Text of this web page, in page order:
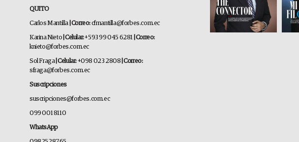
QUITO
Carlos Mantilla | Correo:cfmantilla@forbes.com.ec
Karina Nieto | Celular:+593 99 045 6281 | Correo:
knieto@forbes.com.ec
Sol Fraga| Celular:+098 023 2808 | Correo:
sfraga@forbes.com.ec
Suscripciones
suscripciones@forbes.com.ec
099 001 8110
WhatsApp